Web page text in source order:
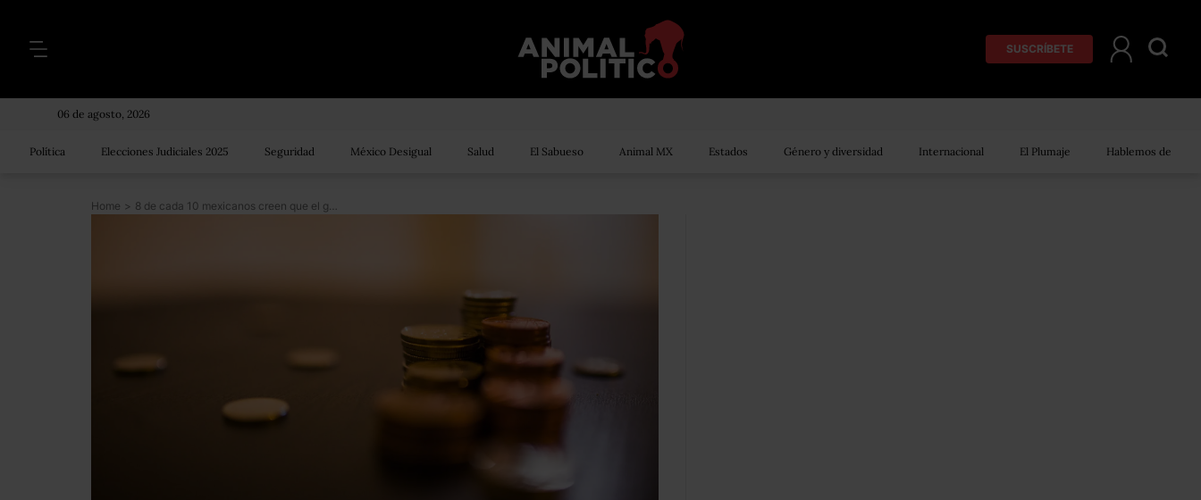
SUSCRÍBETE
06 de agosto, 2026
Política Elecciones Judiciales 2025 Seguridad México Desigual Salud El Sabueso Animal MX Estados Género y diversidad Internacional El Plumaje Hablemos de
Home > 8 de cada 10 mexicanos creen que el gobierno gasta mal y es poco transparente: Cesop